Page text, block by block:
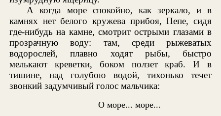
А когда море спокойно, как зеркало, и в
камнях нет белого кружева прибоя, Пепе, сидя
где-нибудь на камне, смотрит острыми глазами в
прозрачную воду: там, среди рыжеватых
водорослей, плавно ходят рыбы, быстро
мелькают креветки, боком ползет краб. И в
тишине, над голубою водой, тихонько течет
звонкий задумчивый голос мальчика:
О море... море...